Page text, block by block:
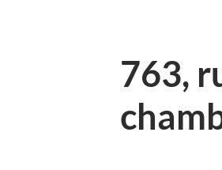
763,